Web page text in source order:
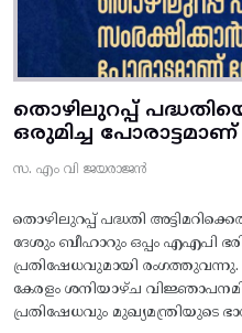
തൊഴിലുറപ്പ്
ഒരുമിച്ച
സ. എം വി ജയരാജൻ
തൊഴിലുറപ്പ് പദ്ധതി
ദേശും ബീഹാറും ഒപ്പം എഎപി
പ്രതിഷേധവുമായി
കേരളം ശനിയാഴ്ച
പ്രതിഷേധവും മുഖ്യമന്ത്രിയുടെ